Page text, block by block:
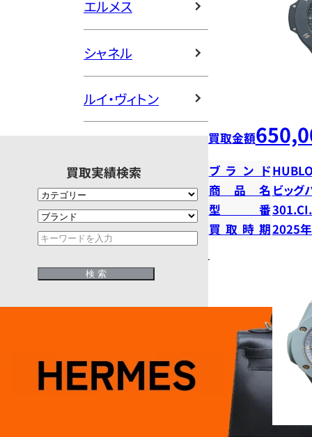
エルメス
シャネル
ルイ・ヴィトン
買取実績検索
買取金額
ブランド
商品名 ビッグ
型番
買取時期2025